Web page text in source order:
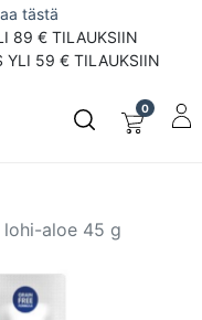
tästä
89 € TILAUKSIIN
YLI 59 € TILAUKSIIN
0
aloe 45 g